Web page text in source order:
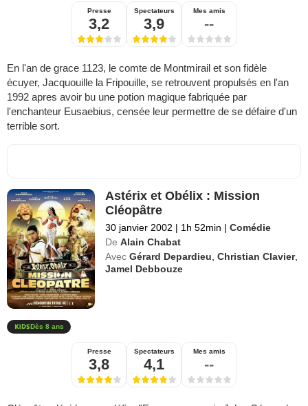
Presse
3,2
Spectateurs
3,9
Mes amis
--
En l'an de grace 1123, le comte de Montmirail et son fidèle
écuyer, Jacquouille la Fripouille, se retrouvent propulsés en l'an
1992 apres avoir bu une potion magique fabriquée par
l'enchanteur Eusaebius, censée leur permettre de se défaire d'un
terrible sort.
Astérix et Obélix : Mission
Cléopâtre
30 janvier 2002 | 1h 52min | Comédie
De Alain Chabat
Avec Gérard Depardieu ,Christian Clavier,
Jamel Debbouze
Dès 8 ans
Presse
3,8
Spectateurs
4,1
Mes amis
--